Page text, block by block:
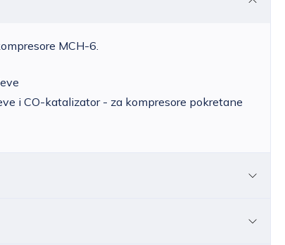
MCH-6.
i CO-katalizator - za kompresore pokretane